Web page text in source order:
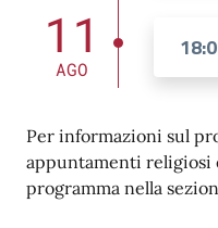
11
AGO
Per informazioni sul
appuntamenti religiosi
programma nella